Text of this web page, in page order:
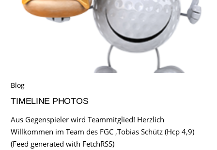
Blog
TIMELINE PHOTOS
Aus Gegenspieler wird Teammitglied! Herzlich
Willkommen im Team des FGC ,Tobias Schütz (Hcp 4,9)
(Feed generated with FetchRSS)